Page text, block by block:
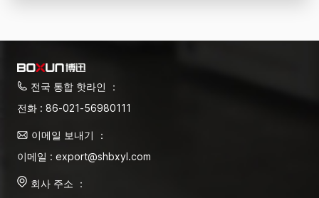
전국 통합 핫라인 ：
전화 : 86-021-56980111
이메일 보내기 ：
이메일 : export@shbxyl.com
회사 주소 ：